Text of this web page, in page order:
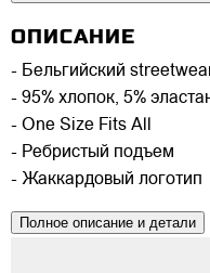
ОПИСАНИЕ
- Бельгийский
- 95% хлопок, 5%
- One Size Fits All
- Ребристый подъем
- Жаккардовый логотип
Полное описание и детали